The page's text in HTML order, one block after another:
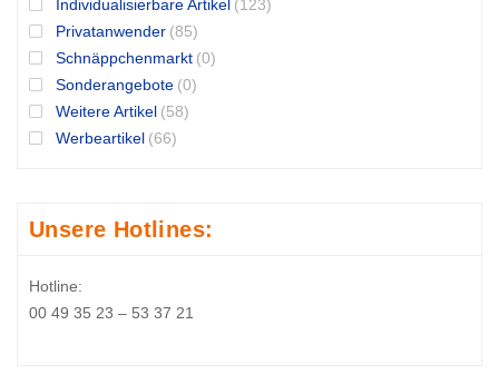
Individualisierbare Artikel (123)
Privatanwender (85)
Schnäppchenmarkt (0)
Sonderangebote (0)
Weitere Artikel (58)
Werbeartikel (66)
Unsere Hotlines:
Hotline:
00 49 35 23 – 53 37 21